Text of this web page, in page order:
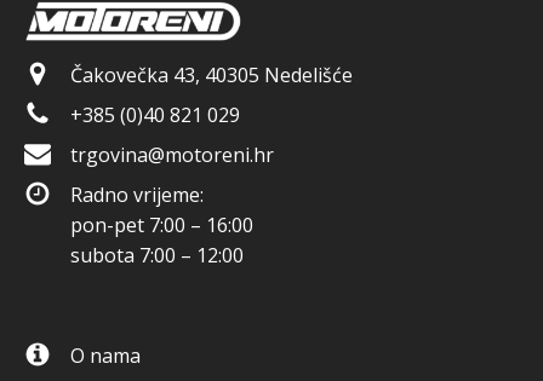
Čakovečka 43, 40305 Nedelišće
+385 (0)40 821 029
trgovina@motoreni.hr
Radno vrijeme:
pon-pet 7:00 – 16:00
subota 7:00 – 12:00
O nama